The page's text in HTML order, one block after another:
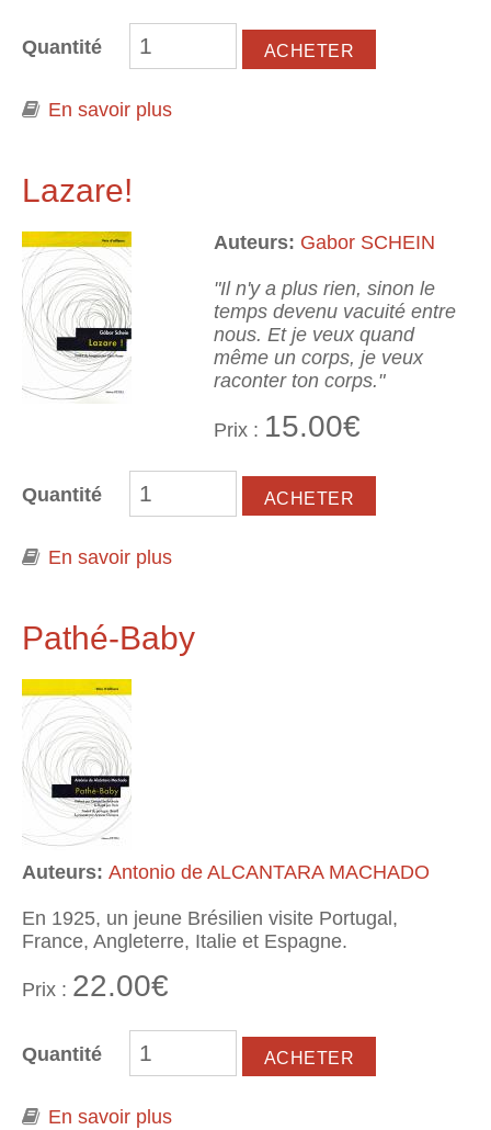
Quantité
En savoir plus
Lazare!
Auteurs: Gabor SCHEIN
"Il n'y a plus rien, sinon le
temps devenu vacuité entre
nous. Et je veux quand
même un corps, je veux
raconter ton corps."
Prix : 15.00€
Quantité
En savoir plus
Pathé-Baby
Auteurs: Antonio de ALCANTARA MACHADO
En 1925, un jeune Brésilien visite Portugal,
France, Angleterre, Italie et Espagne.
Prix : 22.00€
Quantité
En savoir plus